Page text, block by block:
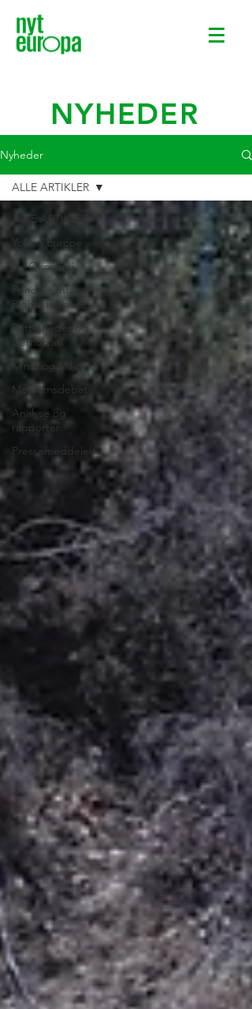
NYHEDER
Nyheder
ALLE ARTIKLER
Young Europe
Ny Økonomi
Fundamental
Rights Initiative
Rettigheder og
Demokrati
Klima og Miljø
Medlemsdebat
Analyse og
rapporter
Pressemeddelelse
ALLE ARTIKLER